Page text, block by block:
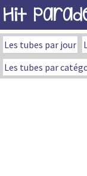
Hit
Les tubes par jour
Les tubes par